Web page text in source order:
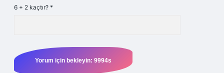
6 + 2 kaçtır? *